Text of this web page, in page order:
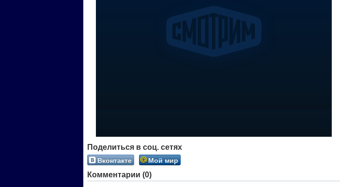
Поделиться в соц. сетях
Вконтакте Мой мир
Комментарии (0)